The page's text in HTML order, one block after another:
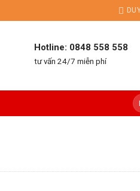
Hotline: 0848 558 558
tư vấn 24/7 miễn phí